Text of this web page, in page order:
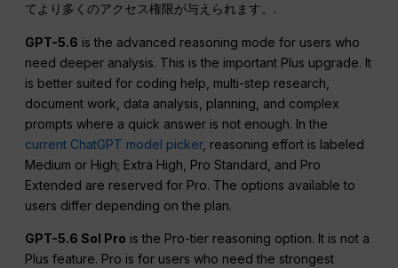
てより多くのアクセス権限が与えられます。.
GPT-5.6 is the advanced reasoning mode for users who
need deeper analysis. This is the important Plus upgrade. It
is better suited for coding help, multi-step research,
document work, data analysis, planning, and complex
prompts where a quick answer is not enough. In the
current ChatGPT model picker, reasoning effort is labeled
Medium or High; Extra High, Pro Standard, and Pro
Extended are reserved for Pro. The options available to
users differ depending on the plan.
GPT-5.6 Sol Pro is the Pro-tier reasoning option. It is not a
Plus feature. Pro is for users who need the strongest